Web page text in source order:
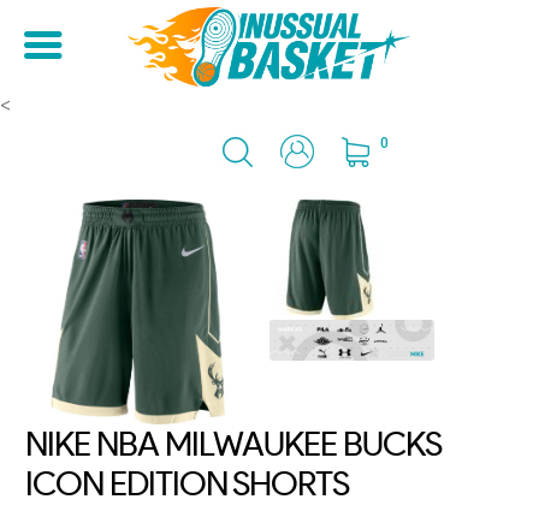
<
0
NIKE NBA MILWAUKEE BUCKS
ICON EDITION SHORTS